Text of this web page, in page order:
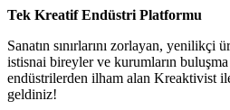
Tek Kreatif Endüstri Platformu
Sanatın sınırlarını zorlayan, yenilikçi
istisnai bireyler ve kurumların buluşma
endüstrilerden ilham alan Kreaktivist
geldiniz!